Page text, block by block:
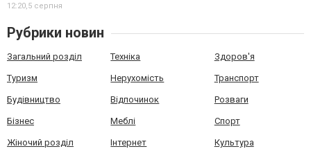
12:20,5 серпня
Рубрики новин
Загальний розділ Техніка Здоров'я
Туризм Нерухомість Транспорт
Будівництво Відпочинок Розваги
Бізнес Меблі Спорт
Жіночий розділ Інтернет Культура